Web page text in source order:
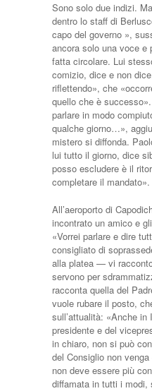
Sono solo due indizi.
dentro lo staff di
capo del gover­no »,
anco­ra solo una voce e
fatta circolare. Lui
comizio, dice e non
riflettendo», che
quello che è
parla­re in modo
qualche giorno…»,
mistero si diffonda.
lui tutto il gior­no, dice
pos­so escludere è il
completare il mandato».
All’aeroporto di
incontrato un amico e
«Vorrei parlare e dire
consi­gliato di
alla platea — vi
servono per
racconta quella del
vuole rubare il posto,
sul­l’attualità: «Anche
presidente e del
in chiaro, non si può
del Consiglio non
non deve essere più
diffamata in tutti i